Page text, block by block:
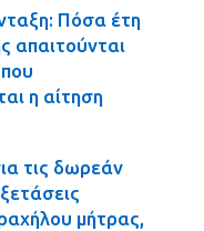
Πόσα έτη
απαιτούνται
που
η αίτηση
τις δωρεάν
μήτρας,